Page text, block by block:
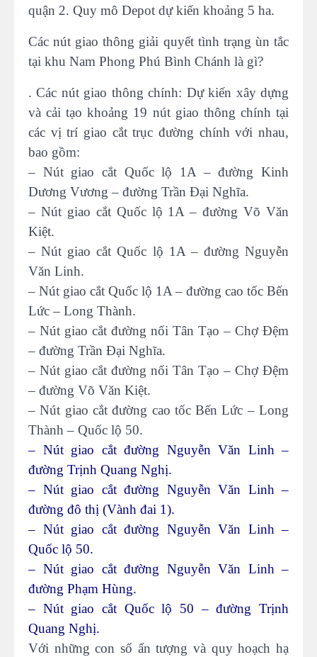
quận 2. Quy mô Depot dự kiến khoảng 5 ha.
Các nút giao thông giải quyết tình trạng ùn tắc
tại khu Nam Phong Phú Bình Chánh là gì?
. Các nút giao thông chính: Dự kiến xây dựng
và cải tạo khoảng 19 nút giao thông chính tại
các vị trí giao cắt trục đường chính với nhau,
bao gồm:
– Nút giao cắt Quốc lộ 1A – đường Kinh
Dương Vương – đường Trần Đại Nghĩa.
– Nút giao cắt Quốc lộ 1A – đường Võ Văn
Kiệt.
– Nút giao cắt Quốc lộ 1A – đường Nguyễn
Văn Linh.
– Nút giao cắt Quốc lộ 1A – đường cao tốc Bến
Lức – Long Thành.
– Nút giao cắt đường nối Tân Tạo – Chợ Đệm
– đường Trần Đại Nghĩa.
– Nút giao cắt đường nối Tân Tạo – Chợ Đệm
– đường Võ Văn Kiệt.
– Nút giao cắt đường cao tốc Bến Lức – Long
Thành – Quốc lộ 50.
– Nút giao cắt đường Nguyễn Văn Linh –
đường Trịnh Quang Nghị.
– Nút giao cắt đường Nguyễn Văn Linh –
đường đô thị (Vành đai 1).
– Nút giao cắt đường Nguyễn Văn Linh –
Quốc lộ 50.
– Nút giao cắt đường Nguyễn Văn Linh –
đường Phạm Hùng.
– Nút giao cắt Quốc lộ 50 – đường Trịnh
Quang Nghị.
Với những con số ấn tượng và quy hoạch hạ